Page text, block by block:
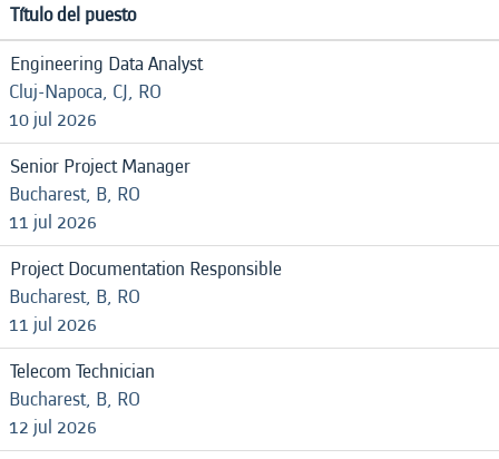
Título del puesto
Engineering Data Analyst
Cluj-Napoca, CJ, RO
10 jul 2026
Senior Project Manager
Bucharest, B, RO
11 jul 2026
Project Documentation Responsible
Bucharest, B, RO
11 jul 2026
Telecom Technician
Bucharest, B, RO
12 jul 2026